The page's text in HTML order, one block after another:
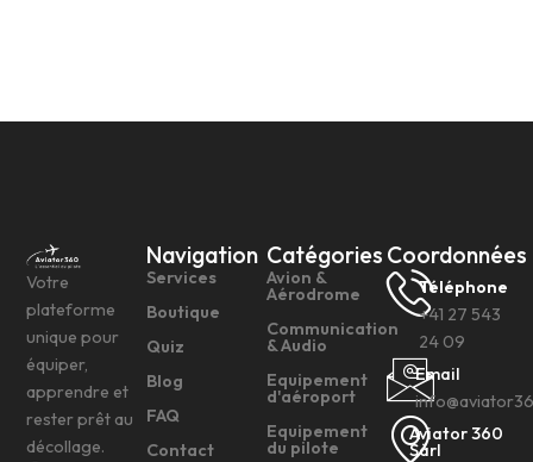
Votre
plateforme
unique pour
équiper,
apprendre et
rester prêt au
décollage.
Navigation
Services
Boutique
Quiz
Blog
FAQ
Contact
Catégories
Avion &
Aérodrome
Communication
& Audio
Equipement
d'aéroport
Equipement
du pilote
Coordonnées
Téléphone
+41 27 543
24 09
Email
Aviator 360
Sàrl